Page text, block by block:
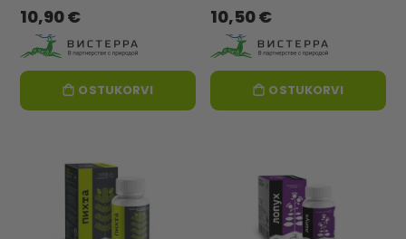
10,90 €
OSTUKORVI
10,50 €
OSTUKORVI